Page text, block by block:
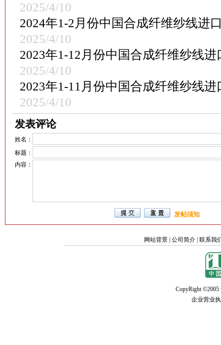
2025/4/10
2024年1-2月份中国合成纤维纱线进
2025/4/10
2023年1-12月份中国合成纤维纱线
2025/4/10
2023年1-11月份中国合成纤维纱线
2025/4/10
发表评论
姓名：
标题：
内容：
发帖须知
网站背景 公司简介 联系我
CopyRight ©2005
企业营业